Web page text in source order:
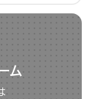
ム